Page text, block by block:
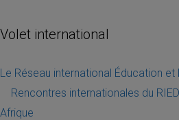
Volet international
Le Réseau international Éducation et
Rencontres internationales du
Afrique